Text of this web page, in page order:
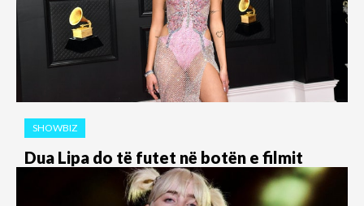
SHOWBIZ
Dua Lipa do të futet në botën e filmit